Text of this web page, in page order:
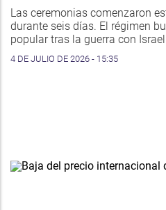
Las ceremonias comenzaron
durante seis días. El régimen
popular tras la guerra con
4 DE JULIO DE 2026 - 15:35